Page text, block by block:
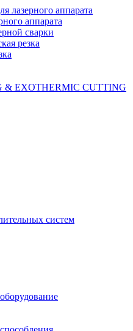
лазерного аппарата
аппарата
сварки
резка
& EXOTHERMIC CUTTING
систем